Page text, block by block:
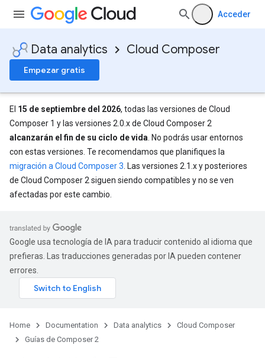
Acceder
Data analytics Cloud Composer
Empezar gratis
El 15 de septiembre del 2026, todas las versiones de Cloud
Composer 1 y las versiones 2.0.x de Cloud Composer 2
alcanzarán el fin de su ciclo de vida . No podrás usar entornos
con estas versiones. Te recomendamos que planifiques la
migración a Cloud Composer 3 . Las versiones 2.1.x y posteriores
de Cloud Composer 2 siguen siendo compatibles y no se ven
afectadas por este cambio.
Google usa tecnología de IA para traducir contenido al idioma que
prefieras. Las traducciones generadas por IA pueden contener
errores.
Home Documentation Data analytics
Cloud Composer
Guías de Composer 2